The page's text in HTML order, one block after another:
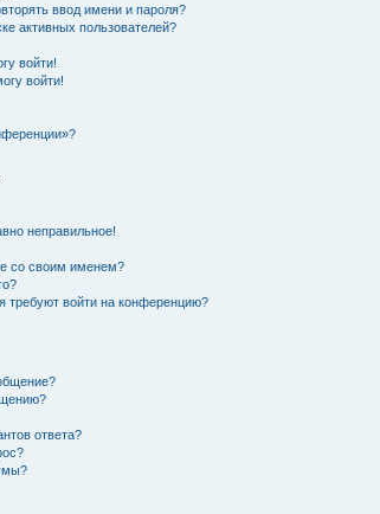
ввод имени и пароля?
активных пользователей?
войти!
войти!
неправильное!
со своим именем?
требуют войти на конференцию?
ответа?